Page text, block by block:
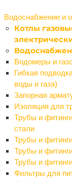
Водоснабжение и
Котлы
Водомеры и
Гибкая
воды и газа)
Запорная
Изоляция для
Трубы и
стали
Трубы и
Трубы и
Трубы и
Фильтры для
Сетки
Сетки для
Сетки москитные
Сетки ПВС
Решетки садовые
Сетки дорожные
Сетки ПВС
Сетка рабица
Сетки сварные
Сетки тканные
Стеклоткань
Средства для
Назад
Средства для
Крестики для